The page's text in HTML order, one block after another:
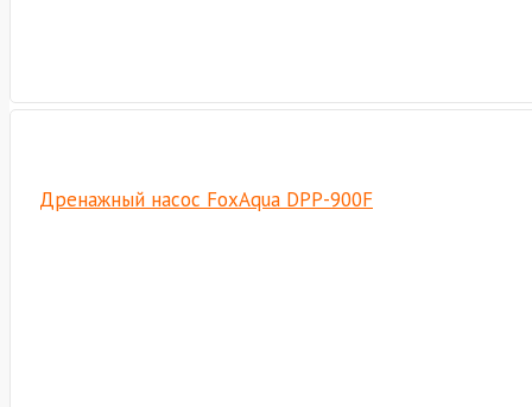
Дренажный насос FoxAqua DPP-900F